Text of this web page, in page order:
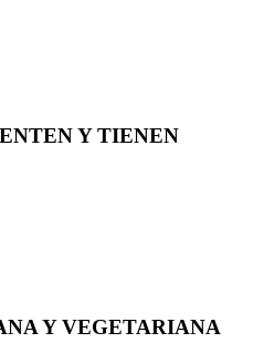
Y TIENEN
Y VEGETARIANA